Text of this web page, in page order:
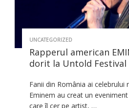
UNCATEGORIZED
Rapperul american
dorit la Untold Festival
Fanii din România ai celebrului
Eminem au creat un
care îl cer pe artist, …